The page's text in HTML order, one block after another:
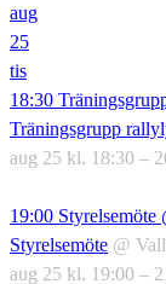
aug
25
tis
18:30
Träningsgrupp
aug 25 kl. 18:30 –
19:00 Styrelsemöte
Styrelsemöte @
aug 25 kl. 19:00 –